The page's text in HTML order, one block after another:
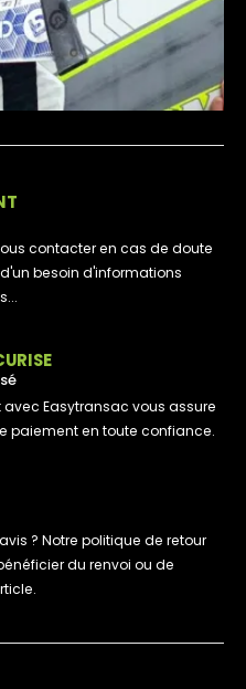
contacter en cas de doute
besoin d'informations
Easytransac vous assure
paiement en toute confiance.
? Notre politique de retour
du renvoi ou de